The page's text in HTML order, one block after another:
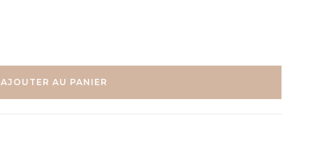
AJOUTER AU PANIER